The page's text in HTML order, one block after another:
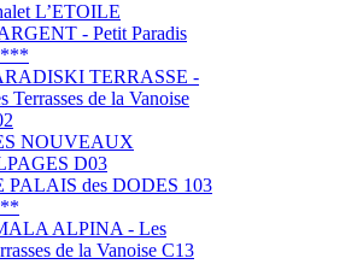
L’ETOILE
- Petit Paradis
TERRASSE -
Terrasses de la Vanoise
NOUVEAUX
D03
PALAIS des DODES 103
ALPINA - Les
de la Vanoise C13